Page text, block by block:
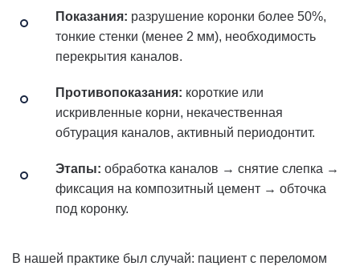
Показания: разрушение коронки более 50%,
тонкие стенки (менее 2 мм), необходимость
перекрытия каналов.
Противопоказания: короткие или
искривленные корни, некачественная
обтурация каналов, активный периодонтит.
Этапы: обработка каналов → снятие слепка →
фиксация на композитный цемент → обточка
под коронку.
В нашей практике был случай: пациент с переломом